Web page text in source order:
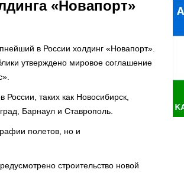
«Новапорт»
в России холдинг «Новапорт».
утверждено мировое соглашение
таких как Новосибирск,
Барнаул и Ставрополь.
полетов, но и
строительство новой